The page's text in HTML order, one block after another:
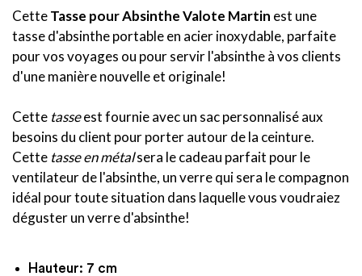
CetteTasse pour AbsintheValote Martin est une
tasse d'absinthe portable en acier inoxydable, parfaite
pour vos voyages ou pour servir l'absinthe à vos clients
d'une manière nouvelle et originale!
Cette tasseest fournie avec un sac personnalisé aux
besoins du client pour porter autour de la ceinture.
Cette tasse en métalsera le cadeau parfait pour le
ventilateur de l'absinthe, un verre qui sera le compagnon
idéal pour toute situation dans laquelle vous voudraiez
déguster un verre d'absinthe!
Hauteur: 7 cm